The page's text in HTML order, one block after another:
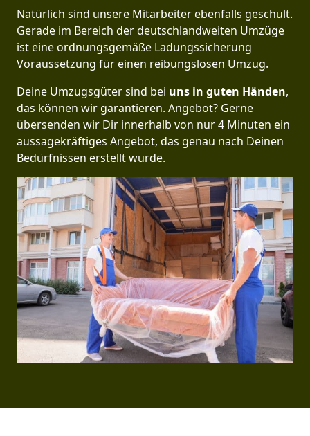
Natürlich sind unsere Mitarbeiter ebenfalls geschult.
Gerade im Bereich der deutschlandweiten Umzüge
ist eine ordnungsgemäße Ladungssicherung
Voraussetzung für einen reibungslosen Umzug.
Deine Umzugsgüter sind bei uns in guten Händen,
das können wir garantieren. Angebot? Gerne
übersenden wir Dir innerhalb von nur 4 Minuten ein
aussagekräftiges Angebot, das genau nach Deinen
Bedürfnissen erstellt wurde.